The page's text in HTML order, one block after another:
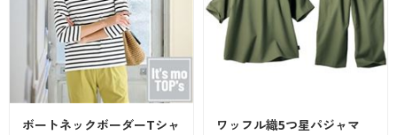
ボートネックボーダーTシャ
ワッフル織5つ星パジャマ